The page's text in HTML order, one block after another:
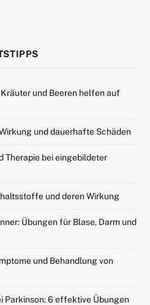
und Beeren helfen auf
und dauerhafte Schäden
Therapie bei eingebildeter
und deren Wirkung
Übungen für Blase, Darm und
und Behandlung von
Parkinson: 6 effektive Übungen